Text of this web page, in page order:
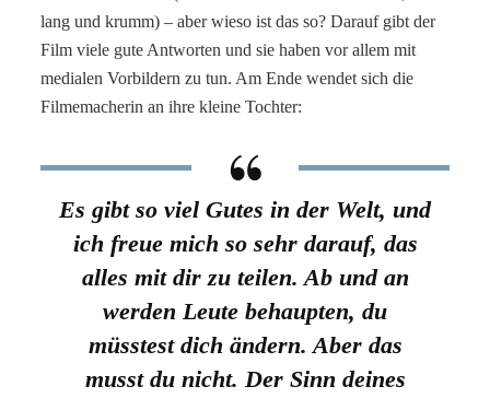
lang und krumm) – aber wieso ist das so? Darauf gibt der
Film viele gute Antworten und sie haben vor allem mit
medialen Vorbildern zu tun. Am Ende wendet sich die
Filmemacherin an ihre kleine Tochter:
Es gibt so viel Gutes in der Welt, und
ich freue mich so sehr darauf, das
alles mit dir zu teilen. Ab und an
werden Leute behaupten, du
müsstest dich ändern. Aber das
musst du nicht. Der Sinn deines